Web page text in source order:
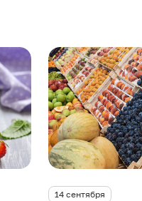
14 сентября